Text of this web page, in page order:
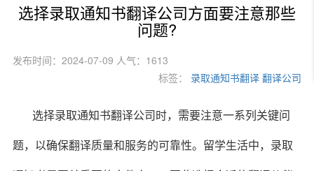
选择录取通知书翻译公司方面要注意那些
问题?
发布时间：2024-07-09 人气：1613
标签：
录取通知书翻译 翻译公司
选择录取通知书翻译公司时，需要注意一系列关键问
题，以确保翻译质量和服务的可靠性。留学生活中，录取